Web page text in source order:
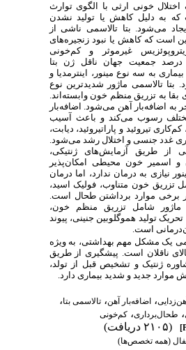
خونی ارثی با الگوی توارث
که به دلیل کاهش یا تولید نشدن
می‌شود. بتا تالاسمی ناشی از
است که کاهش یا نبود زنجیره‌های
غیرموثر و کم‌خونی
می‌شود. حدود 1/5 درصد جمعیت جهان ناقل ژن بتا
به سه نوع مینور، اینترمدیا و
بتا تالاسمی ماژور شدیدترین نوع
بقا به تزریق منظم خون وابسته‌اند.
به اضافه‌بار آهن می‌شود. اضافه‌بار
رسوب می‌کند و باعث آسیب
تیروئید و پاراتیروئید، دیابت،
غدد جنسی و اختلال رشد می‌شود.
از طریق آزمایش‌های ژنتیکی،
اسمیر خون محیطی امکان‌پذیر
نیازی به درمان ندارد، اما درمان
تزریق خون متناوب، فولیک اسید،
برخی موارد برداشتن طحال است.
ماژور شامل تزریق منظم خون،
تولید هموگلوبین جنینی، پیوند
است.
یک مشکل مهم بهداشتی، به ‌ویژه
ناقلان است. پیشگیری از طریق
ژنتیک و تشخیص قبل از تولد،
جدید و شدید بیماری دارد.
آهن‌زدایی، اضافه‌بار آهن، تالاسمی بتا،
، طحال‌برداری، کم‌خونی
(۲۱۰۵ دریافت)
(همه تخصص‌ها)